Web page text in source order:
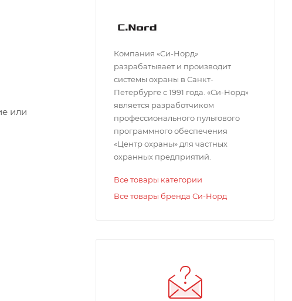
или
Компания «Си-Норд»
разрабатывает и производит
системы охраны в Санкт-
Петербурге с 1991 года. «Си-Норд»
является разработчиком
профессионального пультового
программного обеспечения
«Центр охраны» для частных
охранных предприятий.
Все товары категории
Все товары бренда Си-Норд